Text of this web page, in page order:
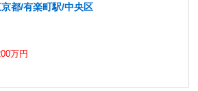
都/有楽町駅/中央区
万円